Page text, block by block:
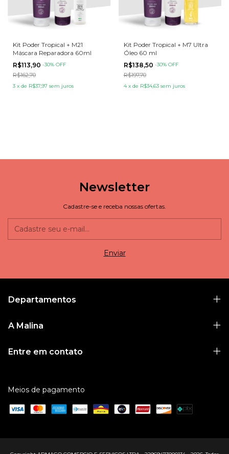
Kit Poder Tropical + M21
Máscara Reparadora 60ml
R$113,90 -30% OFF
R$162,70
3 x de R$37,97 sem juros
Kit Poder Tropical + M7 Ultra
Óleo 60 ml
R$138,50 -30% OFF
R$197,70
4 x de R$34,63 sem juros
Newsletter
Cadastre-se e receba nossas ofertas.
Departamentos
A Malina
Entre em contato
Meios de pagamento